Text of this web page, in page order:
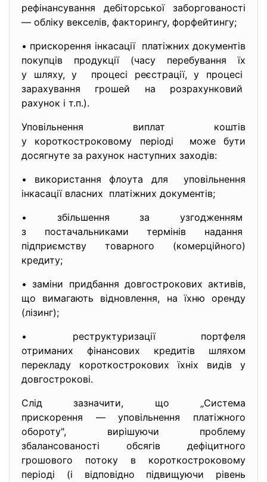
рефінансування дебіторської заборгованості
— обліку векселів, факторингу, форфейтингу;
• прискорення інкасації платіжних документів
покупців продукції (часу перебування їх
у шляху, у процесі реєстрації, у процесі
зарахування грошей на розрахунковий
рахунок і т.п.).
Уповільнення виплат коштів
у короткостроковому періоді може бути
досягнуте за рахунок наступних заходів:
• використання флоута для уповільнення
інкасації власних платіжних документів;
• збільшення за узгодженням
з постачальниками термінів надання
підприємству товарного (комерційного)
кредиту;
• заміни придбання довгострокових активів,
що вимагають відновлення, на їхню оренду
(лізинг);
• реструктуризації портфеля
отриманих фінансових кредитів шляхом
перекладу короткострокових їхніх видів у
довгострокові.
Слід зазначити, що „Система
прискорення — уповільнення платіжного
обороту", вирішуючи проблему
збалансованості обсягів дефіцитного
грошового потоку в короткостроковому
періоді (і відповідно підвищуючи рівень